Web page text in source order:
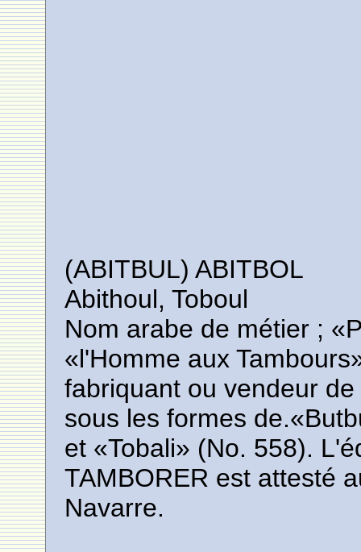
(ABITBUL) ABITBOL
Abithoul, Toboul
Nom arabe de métier ;
«l'Homme aux
fabriquant ou vendeur
sous les formes
et «Tobali» (No. 558).
TAMBORER est attesté
Navarre.